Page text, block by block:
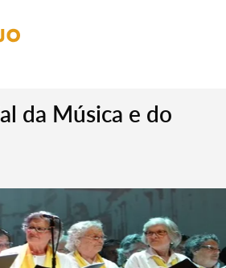
da Música e do